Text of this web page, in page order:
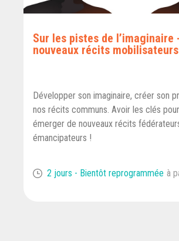
Sur les pistes de l’imaginaire
nouveaux récits mobilisateurs
Développer son imaginaire, créer son
nos récits communs. Avoir les clés
émerger de nouveaux récits
émancipateurs !
2 jours - Bientôt reprogrammée à